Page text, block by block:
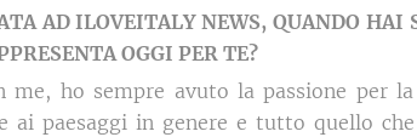
AD ILOVEITALY NEWS, QUANDO HAI
OGGI PER TE?
me, ho sempre avuto la passione per
ai paesaggi in genere e tutto quello